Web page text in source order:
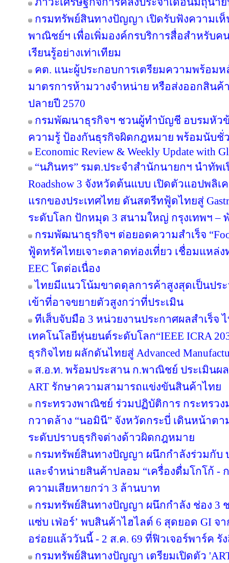
กรมทรัพย์สินทางปัญญา เปิดรับฟังความเห็
พาณิชย์ฯ เพื่อเพิ่มองค์กรบริการสื่อสำหรับค
เรียนรู้อย่างเท่าเทียม
คต. แนะผู้ประกอบการเตรียมความพร้อมห
มาตรการห้ามวางจำหน่าย หรือส่งออกสินค้
ปลายปี 2570
กรมพัฒนาธุรกิจฯ ชวนผู้ทำบัญชี อบรมหัวข้
ความรู้ ป้องกันธุรกิจผิดกฎหมาย พร้อมนับชั่ว
Economic Review & Weekly Update with
“นภินทร” รมต.ประจำสำนักนายกฯ นำทัพเปิ
Roadshow 3 จังหวัดต้นแบบ เปิดตัวแอปพลิเค
แรกของประเทศไทย ดันสตรีทฟู้ดไทยสู่
ระดับโลก ปักหมุด 3 สนามใหญ่ กรุงเทพฯ –
กรมพัฒนาธุรกิจฯ ต่อยอดความสำเร็จ
ฟู้ดทรัคไทยเจาะตลาดท่องเที่ยว เชื่อมแหล่ง
EEC โตต่อเนื่อง
ไทยมีแนวโน้มขาดดุลการค้าสูงสุดเป็นปร
เข้าที่อาจขยายตัวสูงกว่าที่ประเมิน
ทีเส็บจับมือ 3 หน่วยงานประกาศผลสำเร็จ
เทคโนโลยีหุ่นยนต์ระดับโลก“IEEE ICRA
ธุรกิจไทย ผลักดันไทยสู่ Advanced
ส.อ.ท. พร้อมประสาน ก.พาณิชย์ ประเมินผ
ART รักษาความสามารถแข่งขันสินค้าไทย
กระทรวงพาณิชย์ ร่วมปฏิบัติการ กระทรว
กวาดล้าง “นอมินี” จังหวัดกระบี่ เดินหน้าต
ระดับปราบธุรกิจต่างด้าวผิดกฎหมาย
กรมทรัพย์สินทางปัญญา ผนึกกำลังร่วมกับ
และจำหน่ายสินค้าปลอม “เครื่องดื่มโกโก้ -
ความเสียหายกว่า 3 ล้านบาท
กรมทรัพย์สินทางปัญญา ผนึกกำลัง ช่อง 3
แซ่บ เฟ่อร์’ พบสินค้าไฮไลต์ 6 สุดยอด GI จ
อร่อยแล้ววันนี้ - 2 ส.ค. 69 ที่ฟิวเจอร์พาร์ค รั
กรมทรัพย์สินทางปัญญา เตรียมเปิดตัว